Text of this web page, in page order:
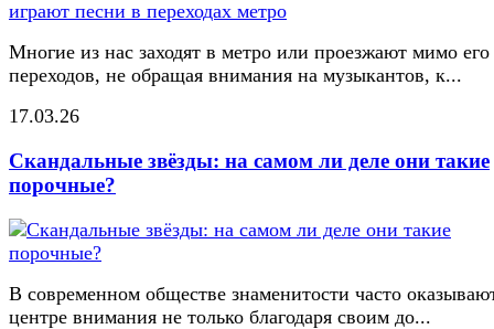
Многие из нас заходят в метро или проезжают мимо его
переходов, не обращая внимания на музыкантов, к...
17.03.26
Скандальные звёзды: на самом ли деле они такие
порочные?
В современном обществе знаменитости часто
центре внимания не только благодаря своим до...